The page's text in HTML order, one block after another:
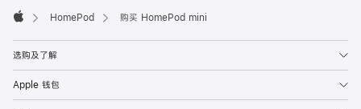
HomePod 购买 HomePod mini
选购及了解
Apple 钱包